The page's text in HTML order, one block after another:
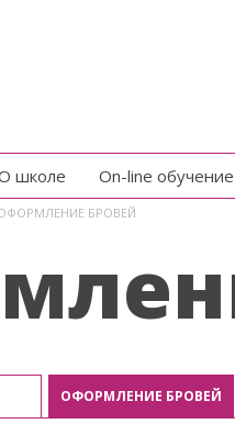
школе On-line обучение
БРОВЕЙ
ОФОРМЛЕНИЕ БРОВЕЙ